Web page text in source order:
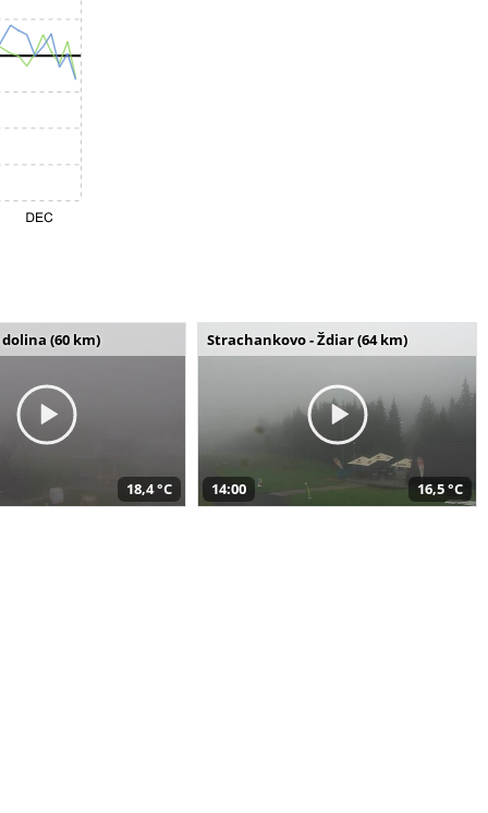
(60 km)
18,4 °C
Strachankovo - Ždiar (64 km)
14:00 16,5 °C